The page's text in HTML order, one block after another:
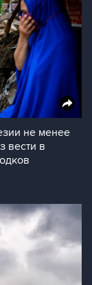
не менее
вести в